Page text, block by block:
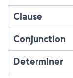
Clause
Conjunction
Determiner